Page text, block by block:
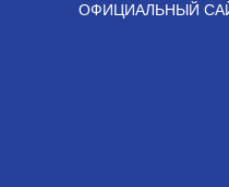
ОФИЦИАЛЬНЫЙ